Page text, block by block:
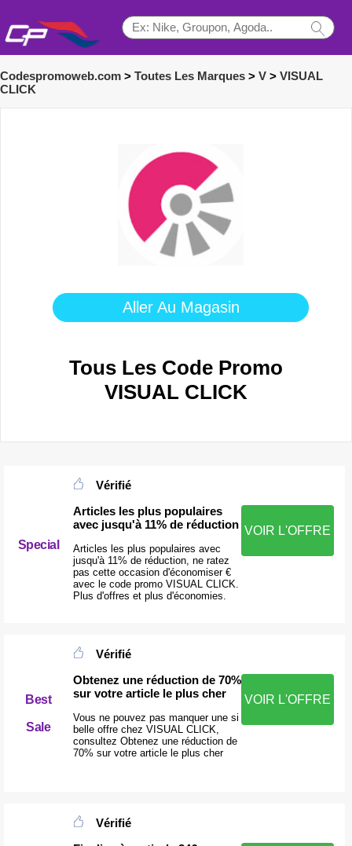
Codespromoweb.com > Toutes Les Marques > V > VISUAL
CLICK
Aller Au Magasin
Tous Les Code Promo
VISUAL CLICK
Special
Vérifié
Articles les plus populaires
avec jusqu'à 11% de réduction
Articles les plus populaires avec
jusqu'à 11% de réduction, ne ratez
pas cette occasion d'économiser €
avec le code promo VISUAL CLICK.
Plus d'offres et plus d'économies.
VOIR L'OFFRE
Best
Sale
Vérifié
Obtenez une réduction de 70%
sur votre article le plus cher
Vous ne pouvez pas manquer une si
belle offre chez VISUAL CLICK,
consultez Obtenez une réduction de
70% sur votre article le plus cher
VOIR L'OFFRE
Vérifié